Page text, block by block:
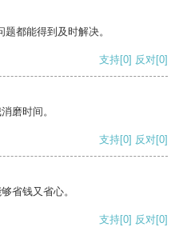
都能得到及时解决。
支持[0] 反对[0]
磨时间。
支持[0] 反对[0]
省钱又省心。
支持[0] 反对[0]